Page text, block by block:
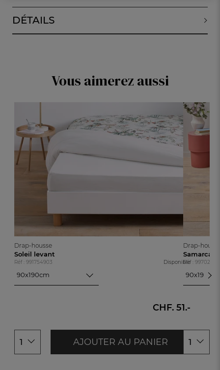
DÉTAILS
Vous aimerez aussi
Drap-housse
Soleil levant
Réf : 991754903 Disponible
90x190cm
CHF. 51.-
1 AJOUTER AU PANIER
Drap-
Réf :
90x190cm
1